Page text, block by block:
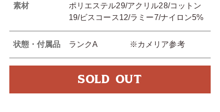
素材
ポリエステル29/アクリル28/コットン
19/ビスコース12/ラミー7/ナイロン5%
状態・付属品 ランクA ※カメリア参考
SOLD OUT